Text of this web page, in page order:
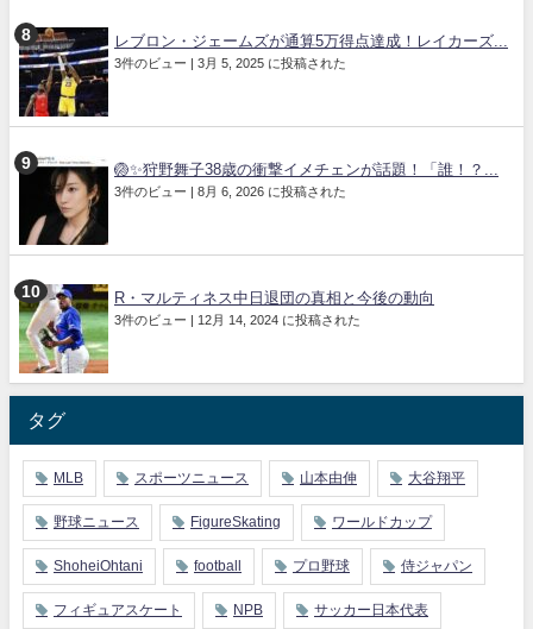
レブロン・ジェームズが通算5万得点達成！レイカーズ...
3件のビュー | 3月 5, 2025 に投稿された
🏐✨狩野舞子38歳の衝撃イメチェンが話題！「誰！？...
3件のビュー | 8月 6, 2026 に投稿された
R・マルティネス中日退団の真相と今後の動向
3件のビュー | 12月 14, 2024 に投稿された
タグ
MLB スポーツニュース 山本由伸 大谷翔平
野球ニュース FigureSkating ワールドカップ
ShoheiOhtani football プロ野球 侍ジャパン
フィギュアスケート NPB サッカー日本代表